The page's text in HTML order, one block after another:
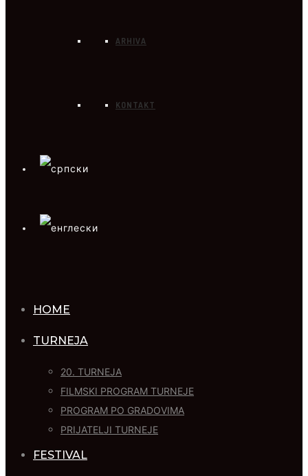
ARHIVA
KONTAKT
HOME
TURNEJA
20. TURNEJA
FILMSKI PROGRAM TURNEJE
PROGRAM PO GRADOVIMA
PRIJATELJI TURNEJE
FESTIVAL